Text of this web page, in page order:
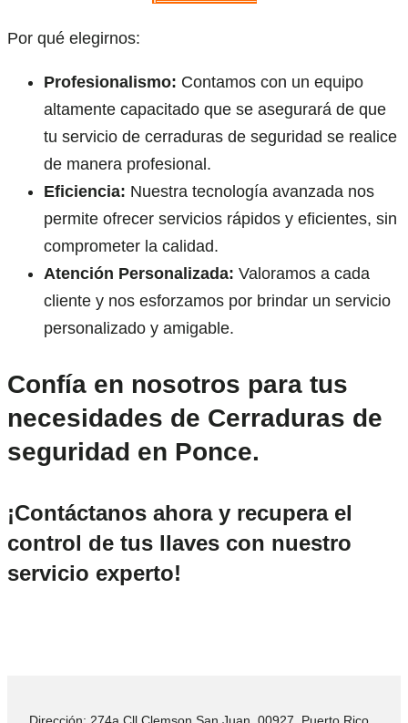
Por qué elegirnos:
Profesionalismo: Contamos con un equipo
altamente capacitado que se asegurará de que
tu servicio de cerraduras de seguridad se realice
de manera profesional.
Eficiencia: Nuestra tecnología avanzada nos
permite ofrecer servicios rápidos y eficientes, sin
comprometer la calidad.
Atención Personalizada: Valoramos a cada
cliente y nos esforzamos por brindar un servicio
personalizado y amigable.
Confía en nosotros para tus
necesidades de Cerraduras de
seguridad en Ponce.
¡Contáctanos ahora y recupera el
control de tus llaves con nuestro
servicio experto!